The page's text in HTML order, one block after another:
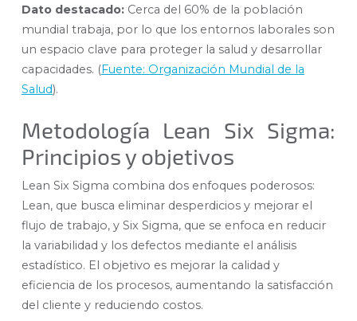
Dato destacado: Cerca del 60% de la población
mundial trabaja, por lo que los entornos laborales son
un espacio clave para proteger la salud y desarrollar
capacidades. (Fuente: Organización Mundial de la
Salud).
Metodología Lean Six Sigma:
Principios y objetivos
Lean Six Sigma combina dos enfoques poderosos:
Lean, que busca eliminar desperdicios y mejorar el
flujo de trabajo, y Six Sigma, que se enfoca en reducir
la variabilidad y los defectos mediante el análisis
estadístico. El objetivo es mejorar la calidad y
eficiencia de los procesos, aumentando la satisfacción
del cliente y reduciendo costos.